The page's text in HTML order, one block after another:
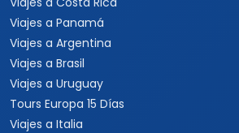
Viajes a Panamá
Viajes a Argentina
Viajes a Brasil
Viajes a Uruguay
Tours Europa 15 Días
Viajes a Italia